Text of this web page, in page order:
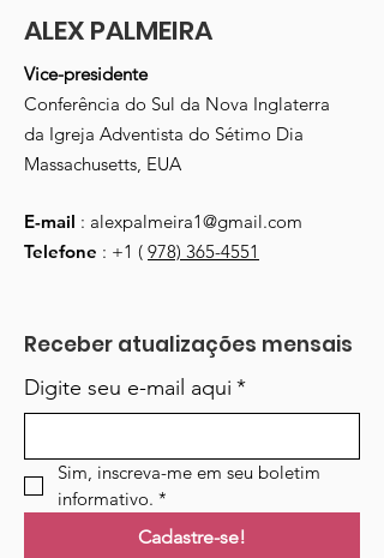
ALEX PALMEIRA
Vice-presidente
Conferência do Sul da Nova Inglaterra
da Igreja Adventista do Sétimo Dia
Massachusetts, EUA
E-mail : alexpalmeira1@gmail.com
Telefone : +1 ( 978) 365-4551
Receber atualizações mensais
Digite seu e-mail aqui *
Sim, inscreva-me em seu boletim
informativo. *
Cadastre-se!